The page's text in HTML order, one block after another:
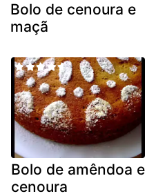
Bolo de cenoura e
maçã
Bolo de amêndoa e
cenoura